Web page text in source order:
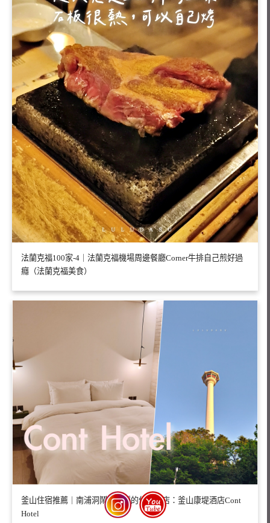
法蘭克福100家-4｜法蘭克福機場周邊餐廳Corner牛排自己煎好過
癮（法蘭克福美食）
釜山住宿推薦｜南浦洞鬧中取靜的住宿飯店：釜山康堤酒店Cont
Hotel